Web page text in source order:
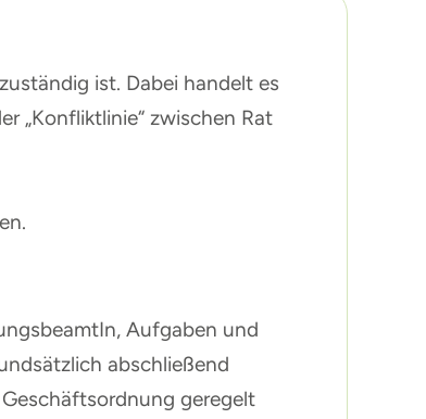
ist. Dabei handelt es
„Konfliktlinie“ zwischen Rat
Aufgaben und
abschließend
geregelt